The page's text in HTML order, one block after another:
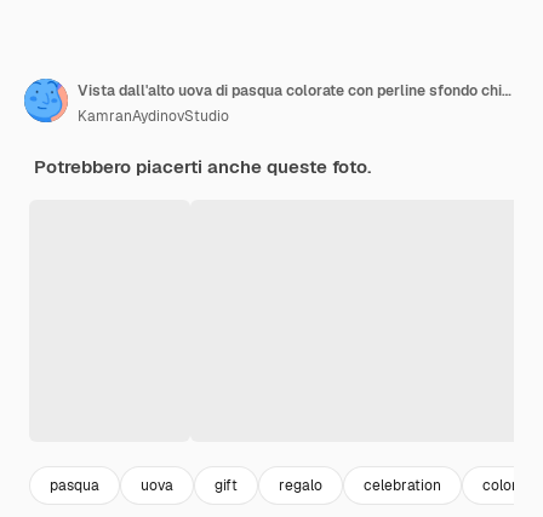
Vista dall'alto uova di pasqua colorate con perline sfondo chiaro concetto ornato vacanza primavera colorata pasqua
KamranAydinovStudio
Potrebbero piacerti anche queste foto.
pasqua uova gift regalo celebration colore